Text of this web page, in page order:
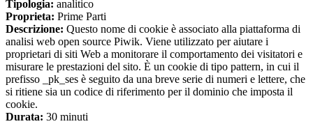
Tipologia: analitico
Proprieta: Prime Parti
Descrizione: Questo nome di cookie è associato alla piattaforma di
analisi web open source Piwik. Viene utilizzato per aiutare i
proprietari di siti Web a monitorare il comportamento dei visitatori e
misurare le prestazioni del sito. È un cookie di tipo pattern, in cui il
prefisso _pk_ses è seguito da una breve serie di numeri e lettere, che
si ritiene sia un codice di riferimento per il dominio che imposta il
cookie.
Durata: 30 minuti